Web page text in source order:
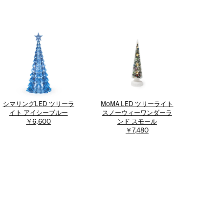
シマリングLED ツリーラ
イト アイシーブルー
￥6,600
MoMA LED ツリーライト
スノーウィーワンダーラ
ンド スモール
￥7,480